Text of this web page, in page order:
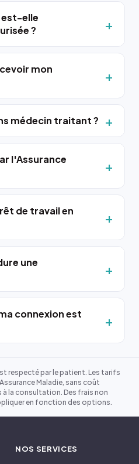
elle
?
mon
médecin traitant ?
l'Assurance
de travail en
une
connexion est
respecté par le patient. Les tarifs
Maladie, sans coût
à la consultation. Des frais non
en fonction des options.
NOS SERVICES